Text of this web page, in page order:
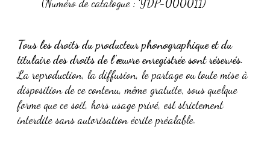
(Numéro de catalogue : YDP-000011)
Tous les droits du producteur phonographique et du
titulaire des droits de l’œuvre enregistrée sont réservés.
La reproduction, la diffusion, le partage ou toute mise à
disposition de ce contenu, même gratuite, sous quelque
forme que ce soit, hors usage privé, est strictement
interdite sans autorisation écrite préalable.